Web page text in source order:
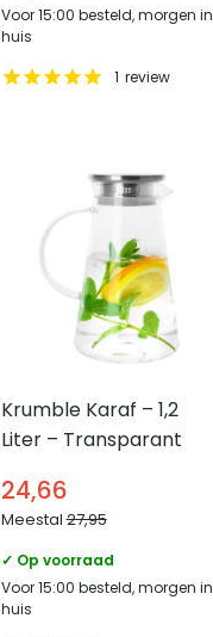
Voor 15:00 besteld, morgen in
huis
1 review
Krumble Karaf – 1,2
Liter – Transparant
24,66
Meestal27,95
✓ Op voorraad
Voor 15:00 besteld, morgen in
huis